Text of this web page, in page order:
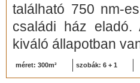
található 750 nm-
családi ház eladó.
kiváló állapotban
méret: 300m² szobák: 6 + 1